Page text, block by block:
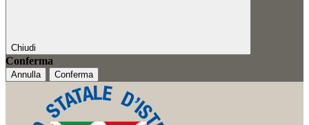
Chiudi
Conferma
Annulla Conferma